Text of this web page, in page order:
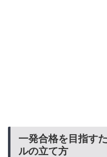
一発合格を目指す
ルの立て方